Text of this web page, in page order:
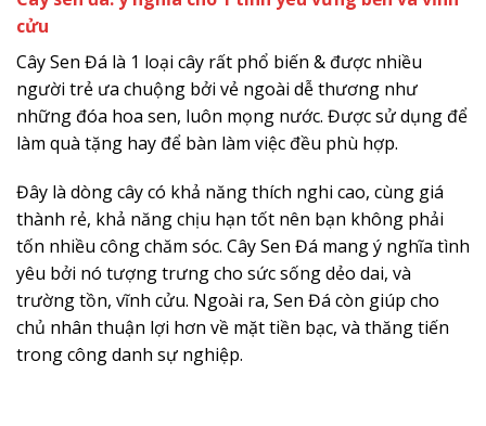
cửu
Cây Sen Đá là 1 loại cây rất phổ biến & được nhiều
người trẻ ưa chuộng bởi vẻ ngoài dễ thương như
những đóa hoa sen, luôn mọng nước. Được sử dụng để
làm quà tặng hay để bàn làm việc đều phù hợp.
Đây là dòng cây có khả năng thích nghi cao, cùng giá
thành rẻ, khả năng chịu hạn tốt nên bạn không phải
tốn nhiều công chăm sóc. Cây Sen Đá mang ý nghĩa tình
yêu bởi nó tượng trưng cho sức sống dẻo dai, và
trường tồn, vĩnh cửu. Ngoài ra, Sen Đá còn giúp cho
chủ nhân thuận lợi hơn về mặt tiền bạc, và thăng tiến
trong công danh sự nghiệp.